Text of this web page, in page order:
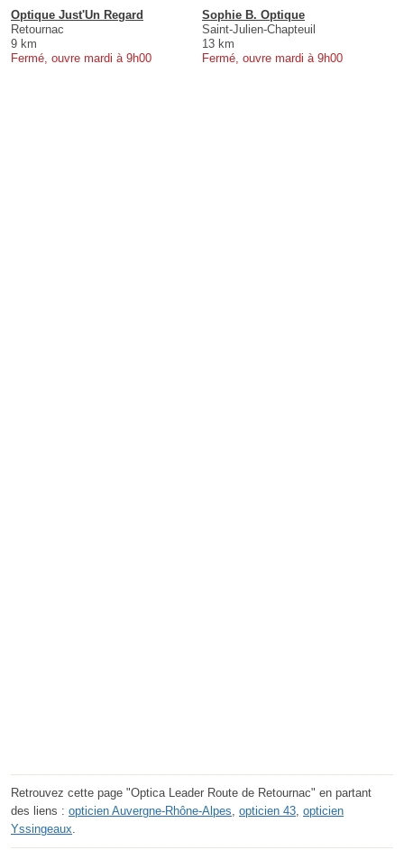
Optique Just'Un Regard
Retournac
9 km
Fermé, ouvre mardi à 9h00
Sophie B. Optique
Saint-Julien-Chapteuil
13 km
Fermé, ouvre mardi à 9h00
Retrouvez cette page "Optica Leader Route de Retournac" en partant
des liens : opticien Auvergne-Rhône-Alpes, opticien 43, opticien
Yssingeaux.